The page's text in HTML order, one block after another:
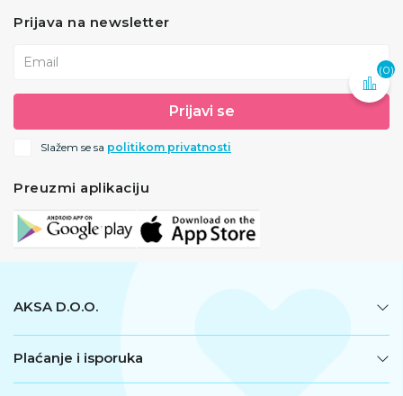
(0)
Prijava na newsletter
Email
Prijavi se
Slažem se sa politikom privatnosti
Preuzmi aplikaciju
AKSA D.O.O.
Plaćanje i isporuka